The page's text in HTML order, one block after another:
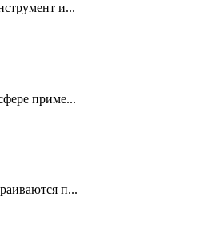
и...
приме...
п...